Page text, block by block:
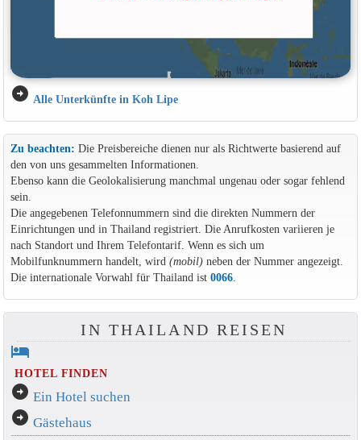
arrow_circle_right Alle Unterkünfte in Koh Lipe
Zu beachten: Die Preisbereiche dienen nur als Richtwerte basierend auf
den von uns gesammelten Informationen.
Ebenso kann die Geolokalisierung manchmal ungenau oder sogar fehlend
sein.
Die angegebenen Telefonnummern sind die direkten Nummern der
Einrichtungen und in Thailand registriert. Die Anrufkosten variieren je
nach Standort und Ihrem Telefontarif. Wenn es sich um
Mobilfunknummern handelt, wird (mobil)neben der Nummer angezeigt.
Die internationale Vorwahl für Thailand ist 0066.
IN THAILAND REISEN
hotel
HOTEL FINDEN
arrow_circle_right Ein Hotel suchen
arrow_circle_right Gästehaus